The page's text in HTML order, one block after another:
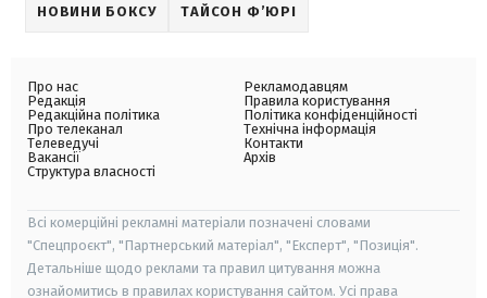
НОВИНИ БОКСУ ТАЙСОН Ф’ЮРІ
Про нас
Редакція
Редакційна політика
Про телеканал
Телеведучі
Вакансії
Структура власності
Рекламодавцям
Правила користування
Політика конфіденційності
Технічна інформація
Контакти
Архів
Всі комерційні рекламні матеріали позначені словами
"Спецпроєкт", "Партнерський матеріал", "Експерт", "Позиція".
Детальніше щодо реклами та правил цитування можна
ознайомитись в правилах користування сайтом. Усі права